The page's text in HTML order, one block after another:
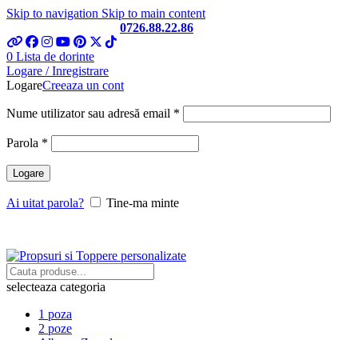
Skip to navigation Skip to main content
0726.88.22.86
0 Lista de dorinte
Logare / Inregistrare
LogareCreeaza un cont
Nume utilizator sau adresă email *
Parola *
Logare
Ai uitat parola? Tine-ma minte
selecteaza categoria
1 poza
2 poze